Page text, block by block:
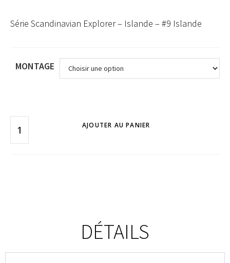
Série Scandinavian Explorer – Islande – #9 Islande
MONTAGE
AJOUTER AU PANIER
DÉTAILS